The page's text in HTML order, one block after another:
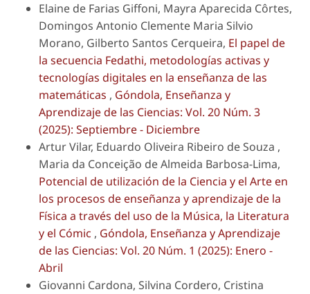
Elaine de Farias Giffoni, Mayra Aparecida Côrtes,
Domingos Antonio Clemente Maria Silvio
Morano, Gilberto Santos Cerqueira, El papel de
la secuencia Fedathi, metodologías activas y
tecnologías digitales en la enseñanza de las
matemáticas , Góndola, Enseñanza y
Aprendizaje de las Ciencias: Vol. 20 Núm. 3
(2025): Septiembre - Diciembre
Artur Vilar, Eduardo Oliveira Ribeiro de Souza ,
Maria da Conceição de Almeida Barbosa-Lima,
Potencial de utilización de la Ciencia y el Arte en
los procesos de enseñanza y aprendizaje de la
Física a través del uso de la Música, la Literatura
y el Cómic , Góndola, Enseñanza y Aprendizaje
de las Ciencias: Vol. 20 Núm. 1 (2025): Enero -
Abril
Giovanni Cardona, Silvina Cordero, Cristina